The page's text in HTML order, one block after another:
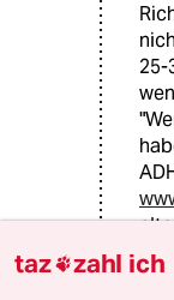
25-
bei
taz zahl ich